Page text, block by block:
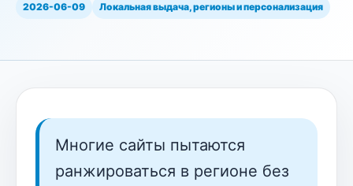
2026-06-09 Локальная выдача, регионы и персонализация
Многие сайты пытаются
ранжироваться в регионе без